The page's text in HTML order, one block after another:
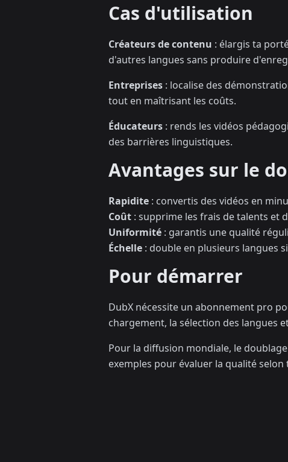
Cas d'utilisation
Créateurs de contenu : élargis ta
d'autres langues sans produire
Entreprises : localise des
tout en maîtrisant les coûts.
Éducateurs : rends les vidéos
des barrières linguistiques.
Avantages sur le
Rapidite : convertis des vidéos en
Coût : supprime les frais de talents et
Uniformité : garantis une qualité
Échelle : double en plusieurs langues
Pour démarrer
DubX nécessite un abonnement pro
chargement, la sélection des langues
Pour la diffusion mondiale, le
exemples pour évaluer la qualité